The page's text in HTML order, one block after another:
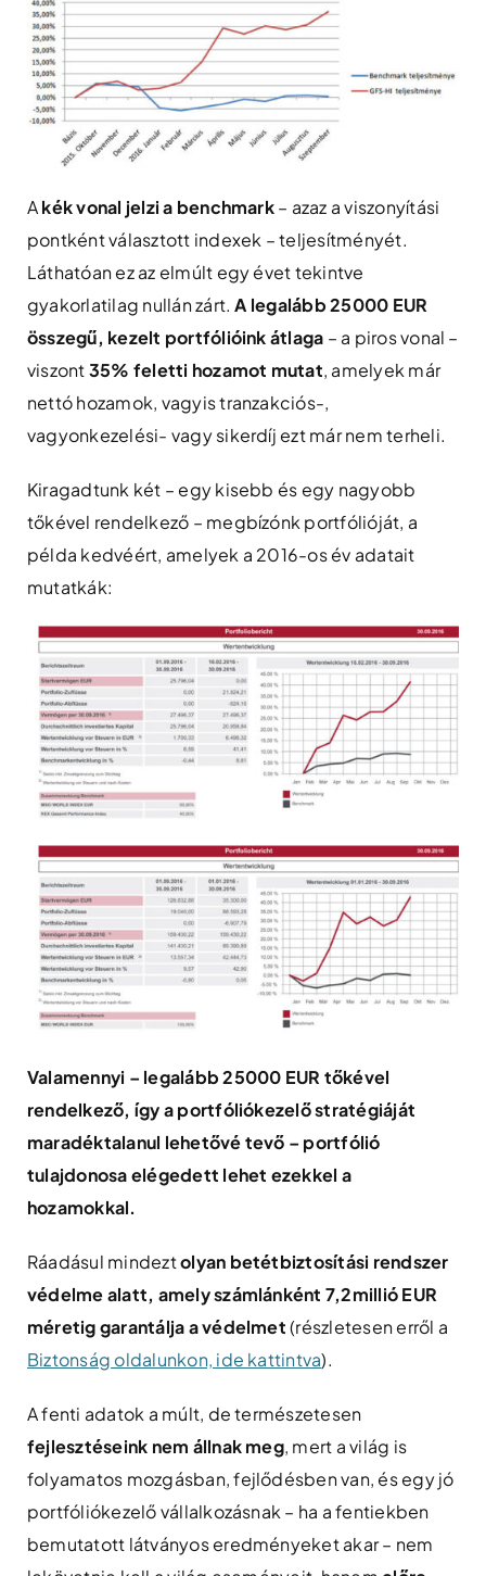
Akék vonal jelzi a benchmark– azaz a viszonyítási
pontként választott indexek – teljesítményét.
Láthatóan ez az elmúlt egy évet tekintve
gyakorlatilag nullán zárt.A legalább 25000 EUR
összegű, kezelt portfólióink átlaga – a piros vonal –
viszont35% feletti hozamot mutat, amelyek már
nettó hozamok, vagyis tranzakciós-,
vagyonkezelési- vagy sikerdíj ezt már nem terheli.
Kiragadtunk két – egy kisebb és egy nagyobb
tőkével rendelkező – megbízónk portfólióját, a
példa kedvéért, amelyek a 2016-os év adatait
mutatkák:
Valamennyi – legalább 25000 EUR tőkével
rendelkező, így a portfóliókezelő stratégiáját
maradéktalanul lehetővé tevő – portfólió
tulajdonosa elégedett lehet ezekkel a
hozamokkal.
Ráadásul mindeztolyan betétbiztosítási rendszer
védelme alatt, amely számlánként 7,2millió EUR
méretig garantálja a védelmet(részletesen erről a
Biztonság oldalunkon, ide kattintva).
A fenti adatok a múlt, de természetesen
fejlesztéseink nem állnak meg, mert a világ is
folyamatos mozgásban, fejlődésben van, és egy jó
portfóliókezelő vállalkozásnak – ha a fentiekben
bemutatott látványos eredményeket akar – nem